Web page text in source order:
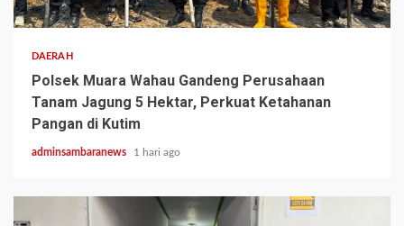
DAERAH
Polsek Muara Wahau Gandeng Perusahaan
Tanam Jagung 5 Hektar, Perkuat Ketahanan
Pangan di Kutim
adminsambaranews 1 hari ago